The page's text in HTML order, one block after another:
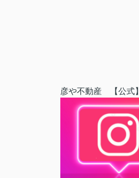
彦や不動産 【公式】